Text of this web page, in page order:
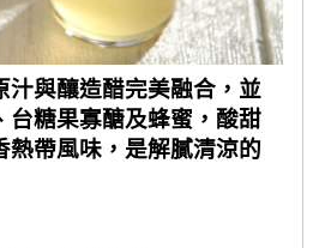
汁與釀造醋完美融合，並
台糖果寡醣及蜂蜜，酸甜
熱帶風味，是解膩清涼的